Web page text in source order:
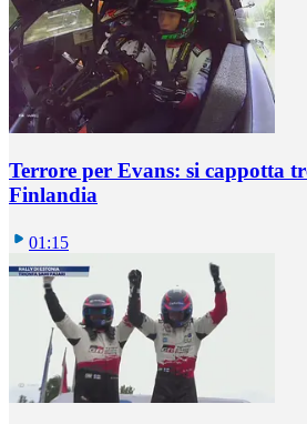
Terrore per Evans: si cappotta
Finlandia
01:15